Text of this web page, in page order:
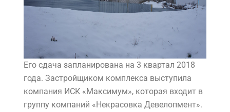
Его сдача запланирована на 3 квартал 2018
года. Застройщиком комплекса выступила
компания ИСК «Максимум», которая входит в
группу компаний «Некрасовка Девелопмент».